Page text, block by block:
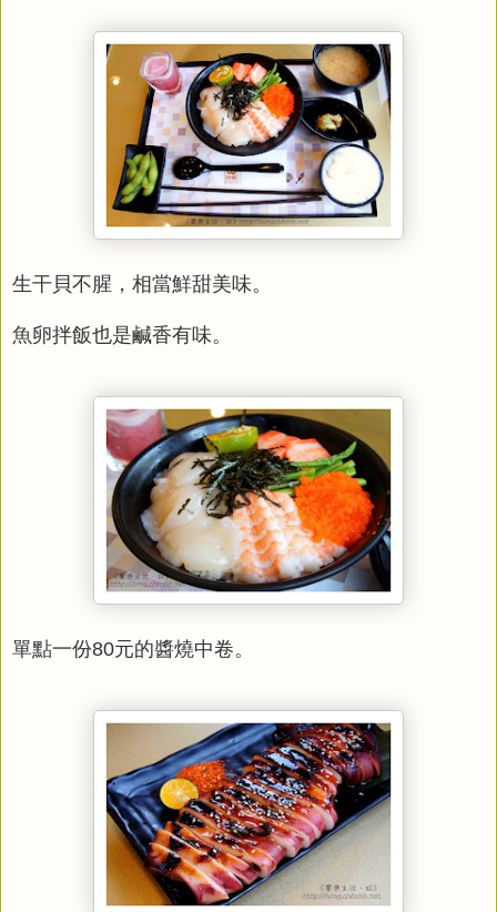
生干貝不腥，相當鮮甜美味。
魚卵拌飯也是鹹香有味。
單點一份80元的醬燒中卷。